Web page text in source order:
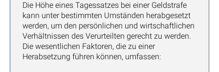
Die Höhe eines Tagessatzes bei einer Geldstrafe
kann unter bestimmten Umständen herabgesetzt
werden, um den persönlichen und wirtschaftlichen
Verhältnissen des Verurteilten gerecht zu werden.
Die wesentlichen Faktoren, die zu einer
Herabsetzung führen können, umfassen: